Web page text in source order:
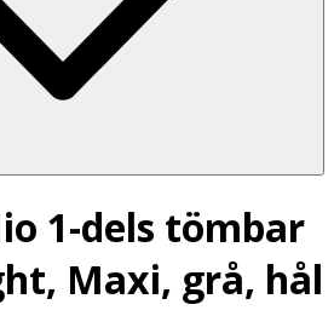
1-dels tömbar
Maxi, grå, hål